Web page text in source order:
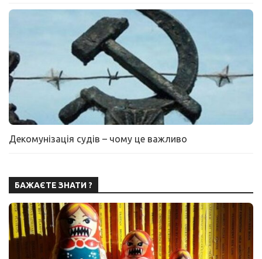
Декомунізація судів – чому це важливо
БАЖАЄТЕ ЗНАТИ ?